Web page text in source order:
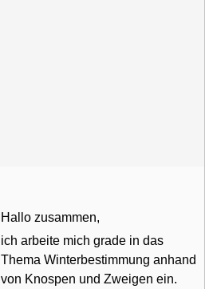
Hallo zusammen,
ich arbeite mich grade in das
Thema Winterbestimmung anhand
von Knospen und Zweigen ein.